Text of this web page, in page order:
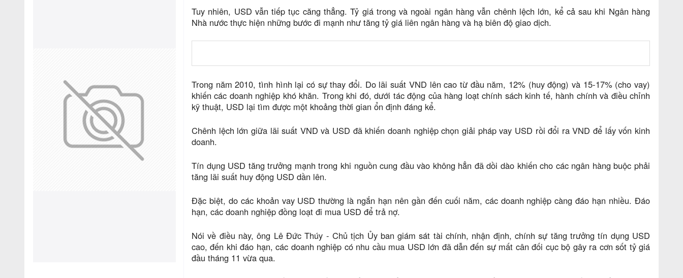
Tuy nhiên, USD vẫn tiếp tục căng thẳng. Tỷ giá trong và ngoài ngân hàng vẫn chênh lệch lớn, kể cả sau khi Ngân hàng
Nhà nước thực hiện những bước đi mạnh như tăng tỷ giá liên ngân hàng và hạ biên độ giao dịch.
Trong năm 2010, tình hình lại có sự thay đổi. Do lãi suất VND lên cao từ đầu năm, 12% (huy động) và 15-17% (cho vay)
khiến các doanh nghiệp khó khăn. Trong khi đó, dưới tác động của hàng loạt chính sách kinh tế, hành chính và điều chỉnh
kỹ thuật, USD lại tìm được một khoảng thời gian ổn định đáng kể.
Chênh lệch lớn giữa lãi suất VND và USD đã khiến doanh nghiệp chọn giải pháp vay USD rồi đổi ra VND để lấy vốn kinh
doanh.
Tín dụng USD tăng trưởng mạnh trong khi nguồn cung đầu vào không hẳn đã dồi dào khiến cho các ngân hàng buộc phải
tăng lãi suất huy động USD dần lên.
Đặc biệt, do các khoản vay USD thường là ngắn hạn nên gần đến cuối năm, các doanh nghiệp càng đáo hạn nhiều. Đáo
hạn, các doanh nghiệp đồng loạt đi mua USD để trả nợ.
Nói về điều này, ông Lê Đức Thúy - Chủ tịch Ủy ban giám sát tài chính, nhận định, chính sự tăng trưởng tín dụng USD
cao, đến khi đáo hạn, các doanh nghiệp có nhu cầu mua USD lớn đã dẫn đến sự mất cân đối cục bộ gây ra cơn sốt tỷ giá
đầu tháng 11 vừa qua.